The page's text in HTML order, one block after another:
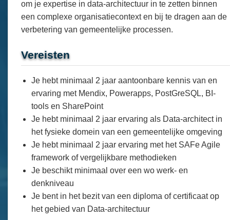
om je expertise in data-architectuur in te zetten binnen
een complexe organisatiecontext en bij te dragen aan de
verbetering van gemeentelijke processen.
Vereisten
Je hebt minimaal 2 jaar aantoonbare kennis van en
ervaring met Mendix, Powerapps, PostGreSQL, BI-
tools en SharePoint
Je hebt minimaal 2 jaar ervaring als Data-architect in
het fysieke domein van een gemeentelijke omgeving
Je hebt minimaal 2 jaar ervaring met het SAFe Agile
framework of vergelijkbare methodieken
Je beschikt minimaal over een wo werk- en
denkniveau
Je bent in het bezit van een diploma of certificaat op
het gebied van Data-architectuur